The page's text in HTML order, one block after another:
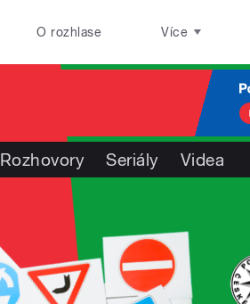
O rozhlase Více
Rozhovory Seriály Videa